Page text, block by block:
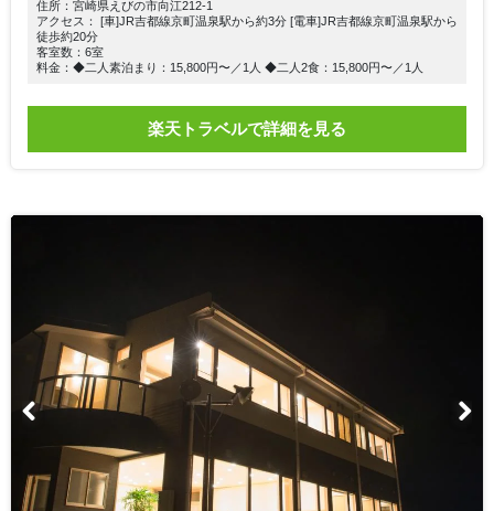
住所：宮崎県えびの市向江212-1
アクセス： [車]JR吉都線京町温泉駅から約3分 [電車]JR吉都線京町温泉駅から
徒歩約20分
客室数：6室
料金：◆二人素泊まり：15,800円〜／1人 ◆二人2食：15,800円〜／1人
楽天トラベルで詳細を見る